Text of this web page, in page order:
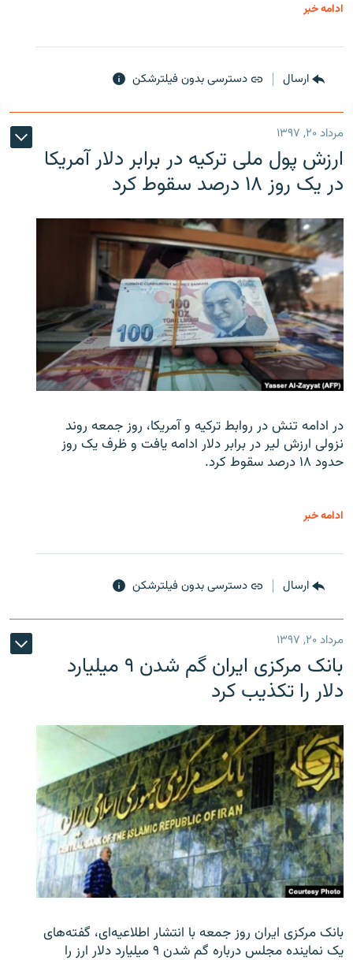
ادامه خبر
ارسال دسترسی بدون فیلترشکن
مرداد ۲۰, ۱۳۹۷
ارزش پول ملی ترکیه در برابر دلار آمریکا
در یک روز ۱۸ درصد سقوط کرد
در ادامه تنش در روابط ترکیه و آمریکا، روز جمعه روند
نزولی ارزش لیر در برابر دلار ادامه یافت و ظرف یک روز
حدود ۱۸ درصد سقوط کرد.
ادامه خبر
ارسال دسترسی بدون فیلترشکن
مرداد ۲۰, ۱۳۹۷
بانک مرکزی ایران گم شدن ۹ میلیارد
دلار را تکذیب کرد
بانک مرکزی ایران روز جمعه با انتشار اطلاعیه‌ای، گفته‌های
یک نماینده مجلس درباره گم شدن ۹ میلیارد دلار ارز را